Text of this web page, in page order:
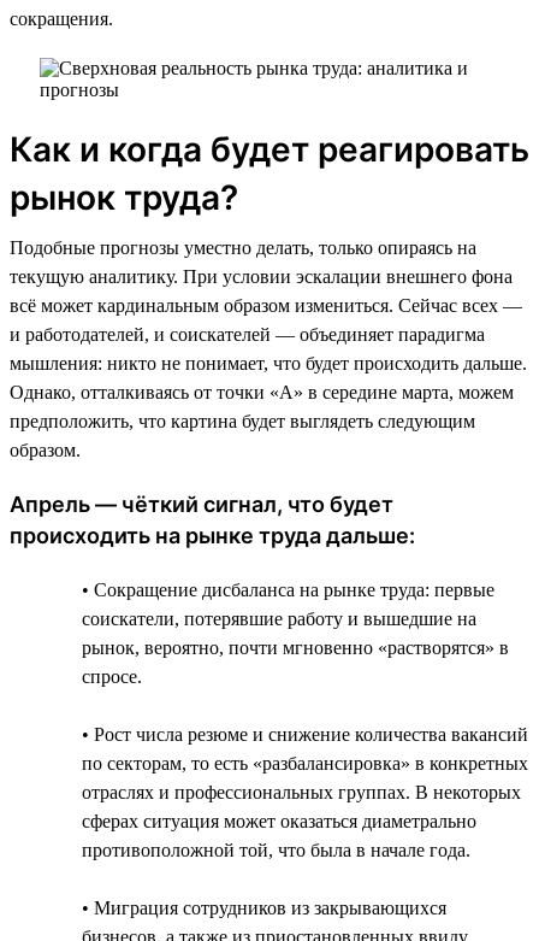
сокращения.
Как и когда будет реагировать
рынок труда?
Подобные прогнозы уместно делать, только опираясь на
текущую аналитику. При условии эскалации внешнего фона
всё может кардинальным образом измениться. Сейчас всех —
и работодателей, и соискателей — объединяет парадигма
мышления: никто не понимает, что будет происходить дальше.
Однако, отталкиваясь от точки «А» в середине марта, можем
предположить, что картина будет выглядеть следующим
образом.
Апрель — чёткий сигнал, что будет
происходить на рынке труда дальше:
• Сокращение дисбаланса на рынке труда: первые
соискатели, потерявшие работу и вышедшие на
рынок, вероятно, почти мгновенно «растворятся» в
спросе.
• Рост числа резюме и снижение количества вакансий
по секторам, то есть «разбалансировка» в конкретных
отраслях и профессиональных группах. В некоторых
сферах ситуация может оказаться диаметрально
противоположной той, что была в начале года.
• Миграция сотрудников из закрывающихся
бизнесов, а также из приостановленных ввиду